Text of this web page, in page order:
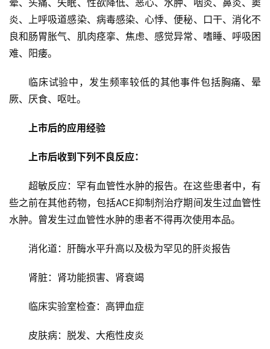
晕、头痛、失眠、性欲降低、恶心、水肿、咽炎、鼻炎、窦
炎、上呼吸道感染、病毒感染、心悸、便秘、口干、消化不
良和肠胃胀气、肌肉痉挛、焦虑、感觉异常、嗜睡、呼吸困
难、阳痿。
临床试验中，发生频率较低的其他事件包括胸痛、晕
厥、厌食、呕吐。
上市后的应用经验
上市后收到下列不良反应：
超敏反应：罕有血管性水肿的报告。在这些患者中，有
些之前在其他药物，包括ACE抑制剂治疗期间发生过血管性
水肿。曾发生过血管性水肿的患者不得再次使用本品。
消化道：肝酶水平升高以及极为罕见的肝炎报告
肾脏：肾功能损害、肾衰竭
临床实验室检查：高钾血症
皮肤病：脱发、大疱性皮炎